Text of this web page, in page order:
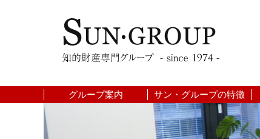
グループ案内 サン・グループの特徴